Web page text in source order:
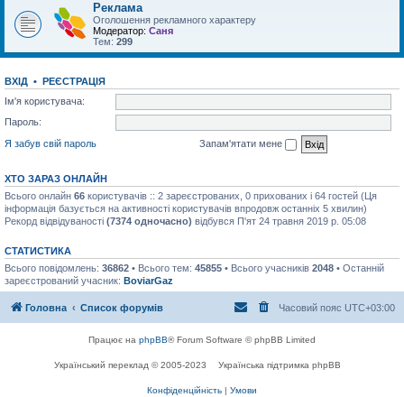
Реклама
Оголошення рекламного характеру
Модератор: Саня
Тем: 299
ВХІД • РЕЄСТРАЦІЯ
Ім'я користувача:
Пароль:
Я забув свій пароль
Запам'ятати мене
ХТО ЗАРАЗ ОНЛАЙН
Всього онлайн 66 користувачів :: 2 зареєстрованих, 0 прихованих і 64 гостей (Ця
інформація базується на активності користувачів впродовж останніх 5 хвилин)
Рекорд відвідуваності (7374 одночасно) відбувся П'ят 24 травня 2019 р. 05:08
СТАТИСТИКА
Всього повідомлень: 36862 • Всього тем: 45855 • Всього учасників 2048 • Останній
зареєстрований учасник: BoviarGaz
Головна Список форумів Часовий пояс UTC+03:00
Працює на phpBB® Forum Software © phpBB Limited
Український переклад © 2005-2023 Українська підтримка phpBB
Конфіденційність | Умови